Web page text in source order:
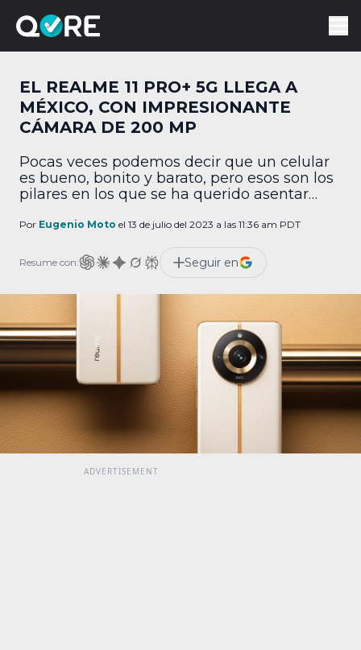
EL REALME 11 PRO+ 5G LLEGA A
MÉXICO, CON IMPRESIONANTE
CÁMARA DE 200 MP
Pocas veces podemos decir que un celular
es bueno, bonito y barato, pero esos son los
pilares en los que se ha querido asentar
de anunciar su nuevo buque insignia
disponible, a un gran precio, y aún más
grandes […]
Por Eugenio Moto el 13 de julio del 2023 a las 11:36 am PDT
Resume con: Seguir en